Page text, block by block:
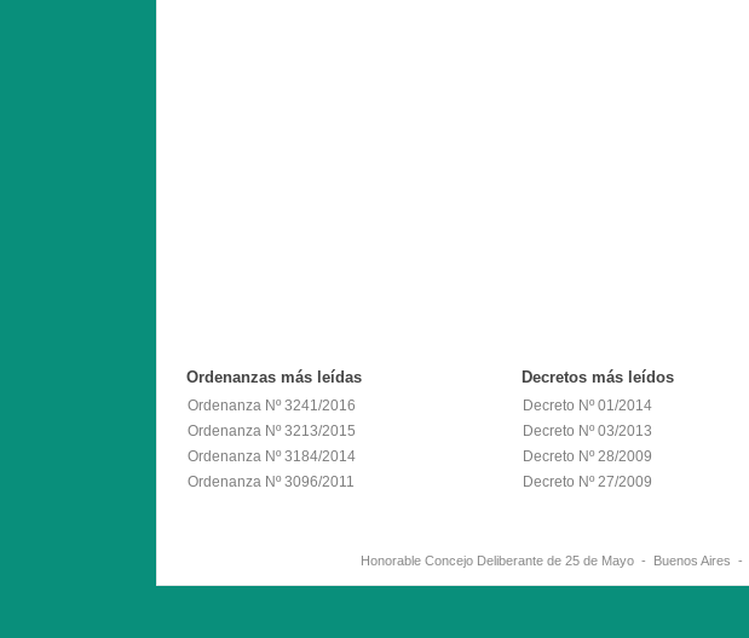
Ordenanzas más leídas
Ordenanza Nº 3241/2016
Ordenanza Nº 3213/2015
Ordenanza Nº 3184/2014
Ordenanza Nº 3096/2011
Decretos más leídos
Decreto Nº 01/2014
Decreto Nº 03/2013
Decreto Nº 28/2009
Decreto Nº 27/2009
Honorable Concejo Deliberante de 25 de Mayo -